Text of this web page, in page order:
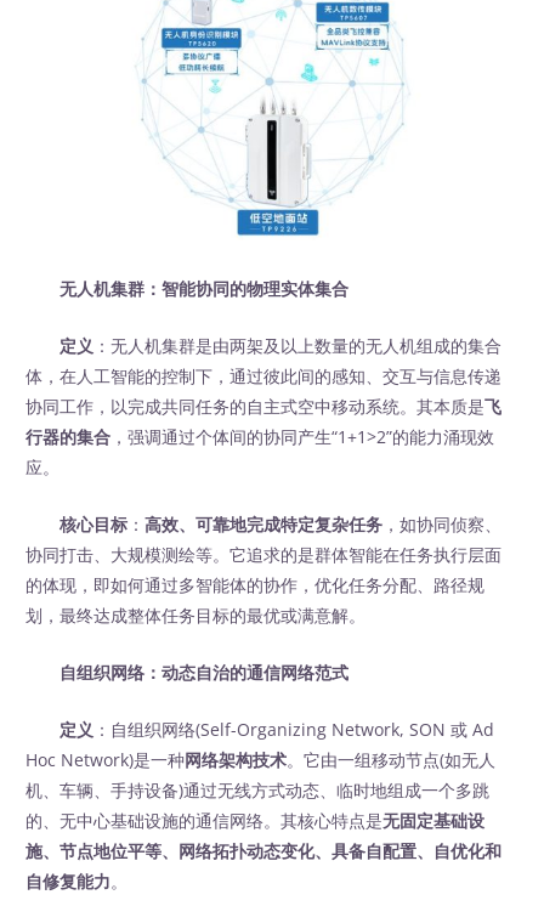
无人机集群：智能协同的物理实体集合
定义 ：无人机集群是由两架及以上数量的无人机组成的集合
体，在人工智能的控制下，通过彼此间的感知、交互与信息传递
协同工作，以完成共同任务的自主式空中移动系统。其本质是飞
行器的集合 ，强调通过个体间的协同产生“1+1>2”的能力涌现效
应。
核心目标 ：高效、可靠地完成特定复杂任务 ，如协同侦察、
协同打击、大规模测绘等。它追求的是群体智能在任务执行层面
的体现，即如何通过多智能体的协作，优化任务分配、路径规
划，最终达成整体任务目标的最优或满意解。
自组织网络：动态自治的通信网络范式
定义 ：自组织网络(Self-Organizing Network, SON 或 Ad
Hoc Network)是一种网络架构技术。它由一组移动节点(如无人
机、车辆、手持设备)通过无线方式动态、临时地组成一个多跳
的、无中心基础设施的通信网络。其核心特点是无固定基础设
施、节点地位平等、网络拓扑动态变化、具备自配置、自优化和
自修复能力。